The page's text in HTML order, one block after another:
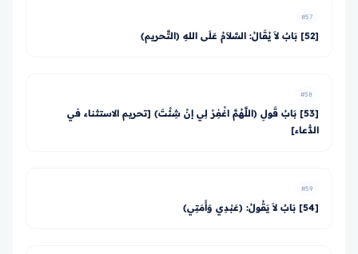
#57
[52] بَابٌ لاَ يُقَالُ: السَّلاَمُ عَلَى اللهِ (التَّحريم)
#58
[53] بَابُ قَولِ (اللَّهُمَّ اغْفِرْ لِي إنْ شِئْتَ) [تحريم الاستثناء في
الدُّعاء]
#59
[54] بَابٌ لاَ يَقُولُ: (عَبْدِي وَأَمَتِي)